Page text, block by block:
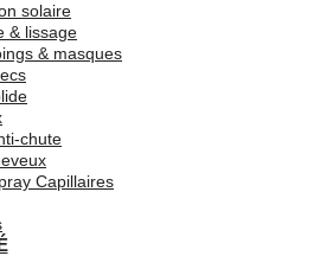
solaire
& lissage
& masques
chute
Capillaires